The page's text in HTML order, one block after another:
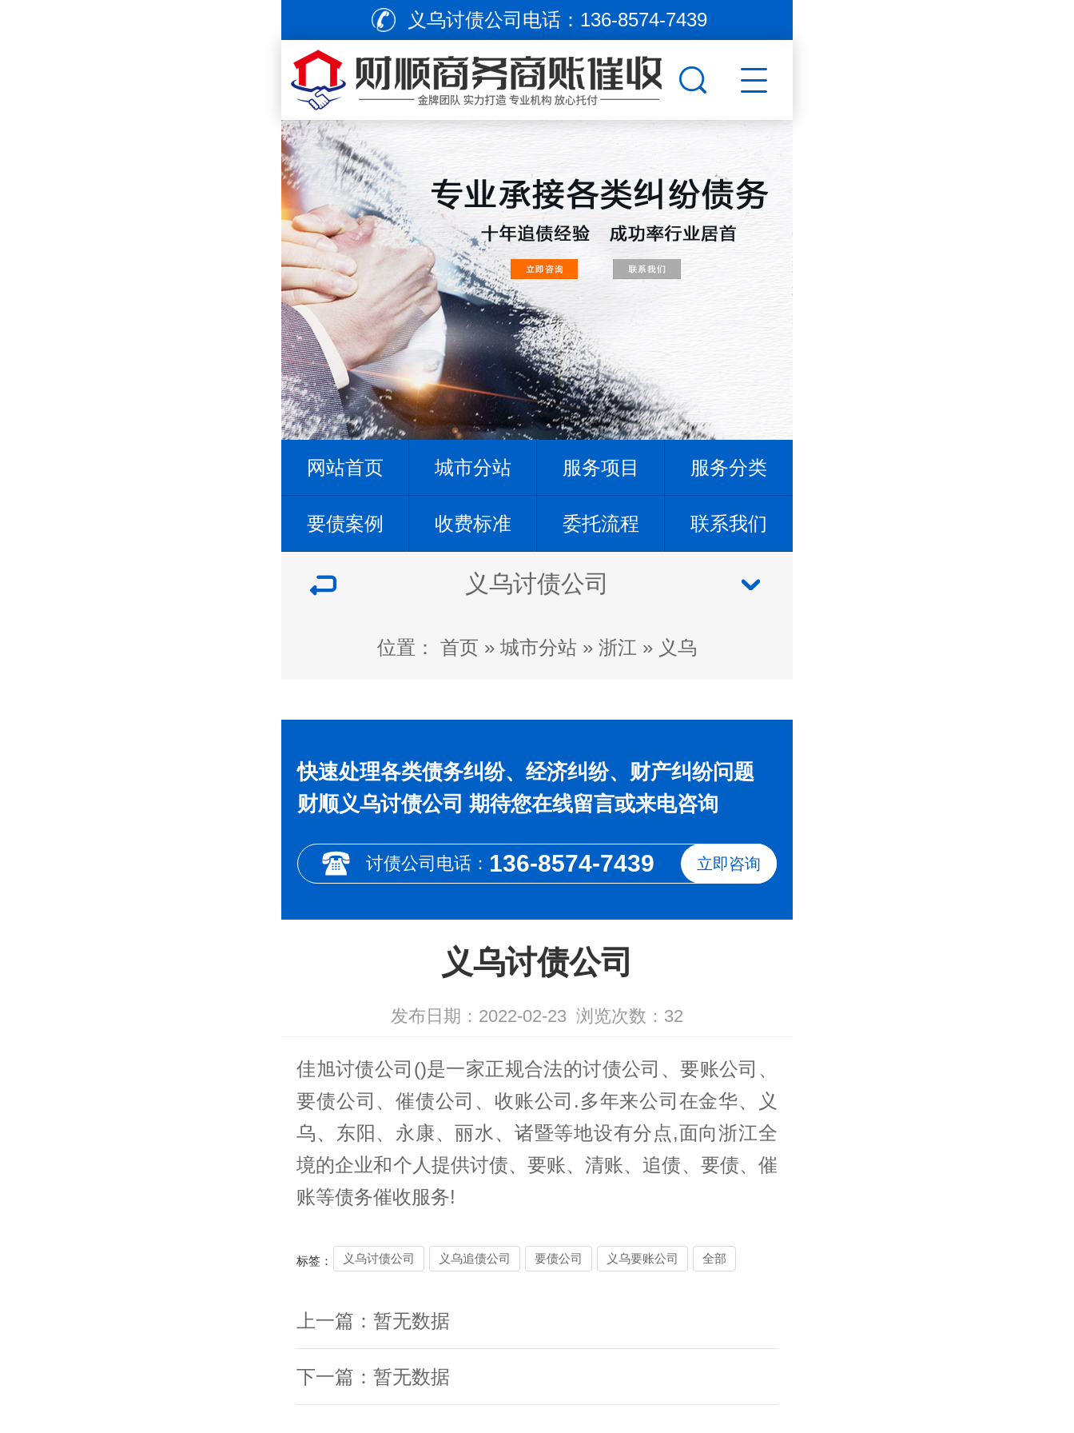
义乌讨债公司电话： 136-8574-7439
网站首页 城市分站 服务项目 服务分类
要债案例 收费标准 委托流程 联系我们
义乌讨债公司
位置： 首页 » 城市分站 » 浙江 » 义乌
快速处理各类债务纠纷、经济纠纷、财产纠纷问题
财顺义乌讨债公司 期待您在线留言或来电咨询
讨债公司电话： 136-8574-7439 立即咨询
义乌讨债公司
发布日期：2022-02-23 浏览次数： 32
佳旭讨债公司 ()是一家正规合法的讨债公司 、要账公司 、
要债公司、催债公司、收账公司.多年来公司在金华、义
乌、东阳、永康、丽水、诸暨等地设有分点,面向浙江全
境的企业和个人提供讨债、要账、清账、追债、 要债、催
账等债务催收服务!
标签： 义乌讨债公司 义乌追债公司 要债公司 义乌要账公司 全部
上一篇：暂无数据
下一篇：暂无数据